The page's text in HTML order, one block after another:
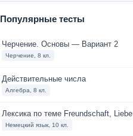
Популярные тесты
Черчение. Основы — Вариант 2
Черчение, 8 кл.
Действительные числа
Алгебра, 8 кл.
Лексика по теме Freundschaft, Liebe
Немецкий язык, 10 кл.